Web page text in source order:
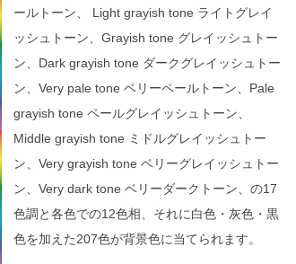
ールトーン、 Light grayish tone ライトグレイ
ッシュトーン、Grayish tone グレイッシュトー
ン、Dark grayish tone ダークグレイッシュトー
ン、Very pale tone ベリーペールトーン、Pale
grayish tone ペールグレイッシュトーン、
Middle grayish tone ミドルグレイッシュトー
ン、Very grayish tone ベリーグレイッシュトー
ン、Very dark tone ベリーダークトーン、の17
色調と各色での12色相、それに白色・灰色・黒
色を加えた207色が背景色に当てられます。